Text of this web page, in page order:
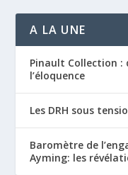
A LA UNE
Pinault Collection :
l’éloquence
Les DRH sous
Baromètre de
Ayming: les